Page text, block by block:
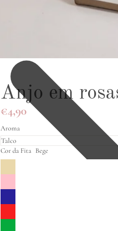
Anjo em
€4,90
Aroma
Cor da Fita Bege